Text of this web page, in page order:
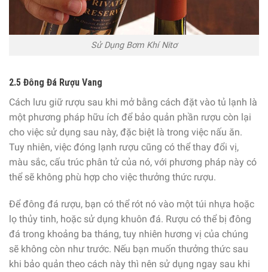
Sử Dụng Bơm Khí Nitơ
2.5 Đông Đá Rượu Vang
Cách lưu giữ rượu sau khi mở bằng cách đặt vào tủ lạnh là
một phương pháp hữu ích để bảo quản phần rượu còn lại
cho việc sử dụng sau này, đặc biệt là trong việc nấu ăn.
Tuy nhiên, việc đóng lạnh rượu cũng có thể thay đổi vị,
màu sắc, cấu trúc phân tử của nó, với phương pháp này có
thể sẽ không phù hợp cho việc thưởng thức rượu.
Để đông đá rượu, bạn có thể rót nó vào một túi nhựa hoặc
lọ thủy tinh, hoặc sử dụng khuôn đá. Rượu có thể bị đông
đá trong khoảng ba tháng, tuy nhiên hương vị của chúng
sẽ không còn như trước. Nếu bạn muốn thưởng thức sau
khi bảo quản theo cách này thì nên sử dụng ngay sau khi